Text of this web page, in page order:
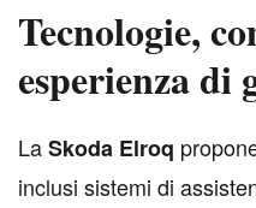
Tecnologie,
esperienza di
LaSkoda Elroq
inclusi sistemi di